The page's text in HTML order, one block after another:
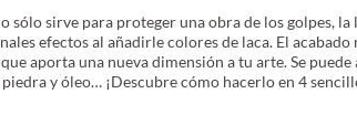
sólo sirve para proteger una obra de los golpes, la
efectos al añadirle colores de laca. El
aporta una nueva dimensión a tu arte. Se
y óleo… ¡Descubre cómo hacerlo en 4